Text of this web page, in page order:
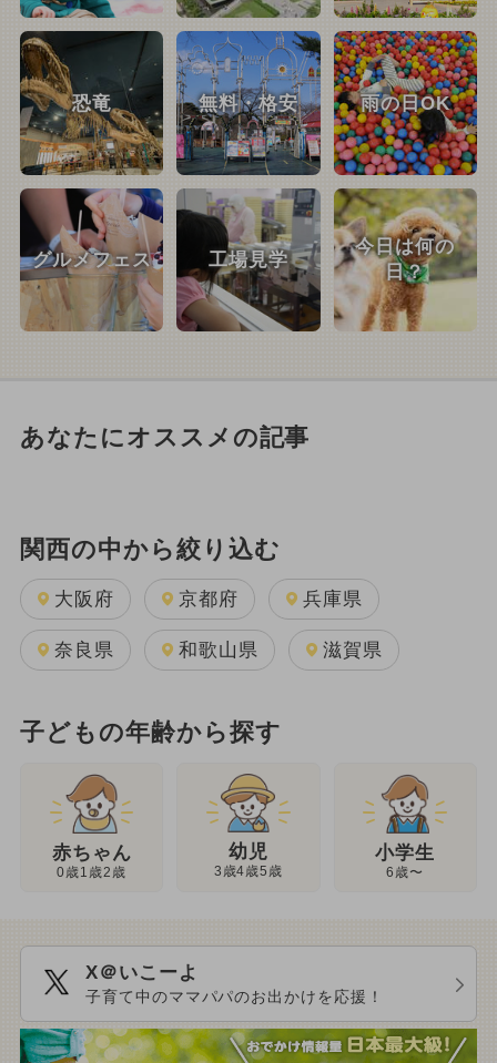
恐竜 無料・格安 雨の日OK
グルメフェス 工場見学
今日は何の
日？
あなたにオススメの記事
関西の中から絞り込む
大阪府 京都府 兵庫県
奈良県 和歌山県 滋賀県
子どもの年齢から探す
赤ちゃん
0歳1歳2歳
幼児
3歳4歳5歳
小学生
6歳〜
X＠いこーよ
子育て中のママパパのお出かけを応援！